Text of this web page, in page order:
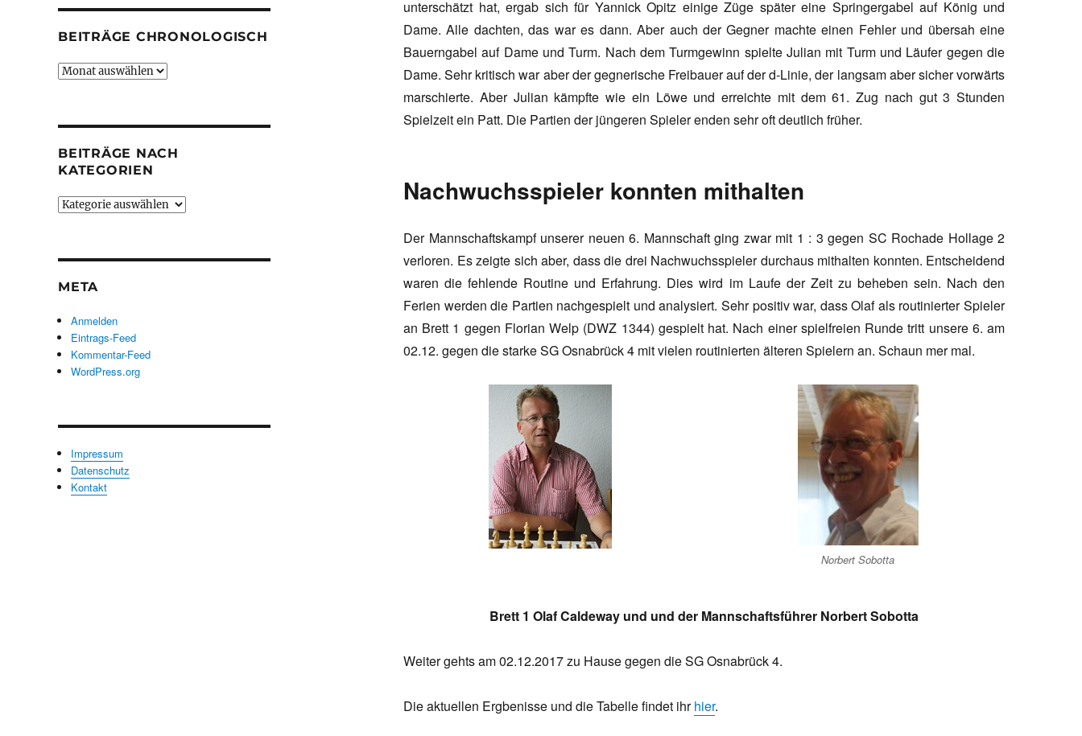
unterschätzt hat, ergab sich für Yannick Opitz einige Züge später eine Springergabel auf König und
Dame. Alle dachten, das war es dann. Aber auch der Gegner machte einen Fehler und übersah eine
Bauerngabel auf Dame und Turm. Nach dem Turmgewinn spielte Julian mit Turm und Läufer gegen die
Dame. Sehr kritisch war aber der gegnerische Freibauer auf der d-Linie, der langsam aber sicher vorwärts
marschierte. Aber Julian kämpfte wie ein Löwe und erreichte mit dem 61. Zug nach gut 3 Stunden
Spielzeit ein Patt. Die Partien der jüngeren Spieler enden sehr oft deutlich früher.
Nachwuchsspieler konnten mithalten
Der Mannschaftskampf unserer neuen 6. Mannschaft ging zwar mit 1 : 3 gegen SC Rochade Hollage 2
verloren. Es zeigte sich aber, dass die drei Nachwuchsspieler durchaus mithalten konnten. Entscheidend
waren die fehlende Routine und Erfahrung. Dies wird im Laufe der Zeit zu beheben sein. Nach den
Ferien werden die Partien nachgespielt und analysiert. Sehr positiv war, dass Olaf als routinierter Spieler
an Brett 1 gegen Florian Welp (DWZ 1344) gespielt hat. Nach einer spielfreien Runde tritt unsere 6. am
02.12. gegen die starke SG Osnabrück 4 mit vielen routinierten älteren Spielern an. Schaun mer mal.
Norbert Sobotta
Brett 1 Olaf Caldeway und und der Mannschaftsführer Norbert Sobotta
Weiter gehts am 02.12.2017 zu Hause gegen die SG Osnabrück 4.
Die aktuellen Ergbenisse und die Tabelle findet ihrhier.
BEITRÄGE CHRONOLOGISCH
Beiträge
BEITRÄGE NACH
KATEGORIEN
Beiträge
META
Anmelden
Eintrags-Feed
Kommentar-Feed
WordPress.org
Impressum
Datenschutz
Kontakt